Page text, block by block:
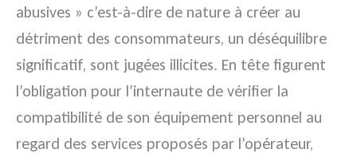
abusives » c’est-à-dire de nature à créer au
détriment des consommateurs, un déséquilibre
significatif, sont jugées illicites. En tête figurent
l’obligation pour l’internaute de vérifier la
compatibilité de son équipement personnel au
regard des services proposés par l’opérateur,